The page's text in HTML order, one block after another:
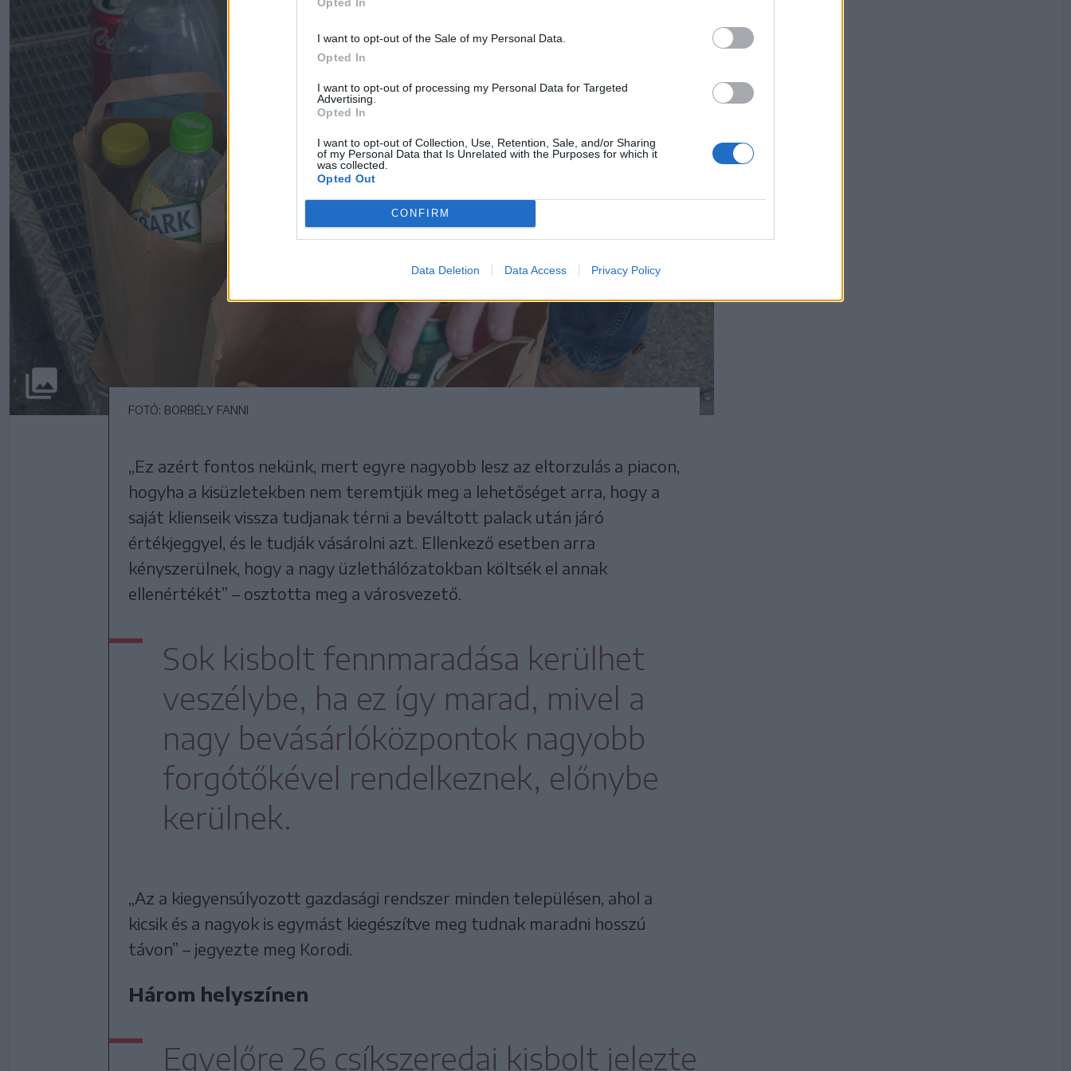
I want to opt-out of the Sale of my Personal Data.
Opted In
I want to opt-out of processing my Personal Data for Targeted
Advertising.
Opted In
I want to opt-out of Collection, Use, Retention, Sale, and/or Sharing
of my Personal Data that Is Unrelated with the Purposes for which it
was collected.
Opted Out
CONFIRM
Data Deletion Data Access Privacy Policy
FOTÓ: BORBÉLY FANNI
„Ez azért fontos nekünk, mert egyre nagyobb lesz az eltorzulás a piacon,
hogyha a kisüzletekben nem teremtjük meg a lehetőséget arra, hogy a
saját klienseik vissza tudjanak térni a beváltott palack után járó
értékjeggyel, és le tudják vásárolni azt. Ellenkező esetben arra
kényszerülnek, hogy a nagy üzlethálózatokban költsék el annak
ellenértékét” – osztotta meg a városvezető.
Sok kisbolt fennmaradása kerülhet
veszélybe, ha ez így marad, mivel a
nagy bevásárlóközpontok nagyobb
forgótőkével rendelkeznek, előnybe
kerülnek.
„Az a kiegyensúlyozott gazdasági rendszer minden településen, ahol a
kicsik és a nagyok is egymást kiegészítve meg tudnak maradni hosszú
távon” – jegyezte meg Korodi.
Három helyszínen
Egyelőre 26 csíkszeredai kisbolt jelezte